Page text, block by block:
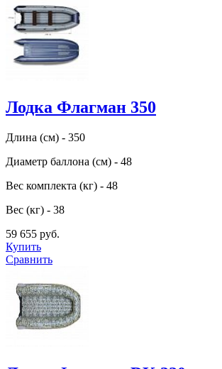
Лодка Флагман 350
Длина (см) - 350
Диаметр баллона (см) - 48
Вес комплекта (кг) - 48
Вес (кг) - 38
59 655 руб.
Купить
Сравнить